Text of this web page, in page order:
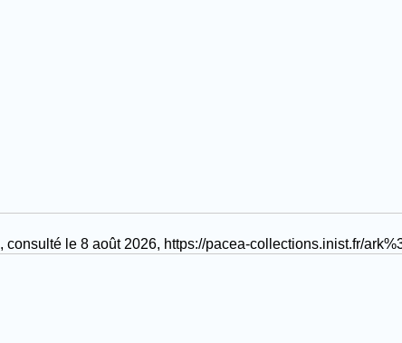
, consulté le 8 août 2026, https://pacea-collections.inist.fr/